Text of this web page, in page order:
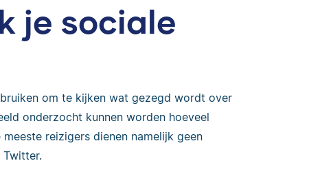
je sociale
om te kijken wat gezegd wordt over
onderzocht kunnen worden hoeveel
reizigers dienen namelijk geen